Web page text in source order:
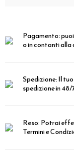
Pagamento:
o in contanti alla
Spedizione:Il
spedizione in
Reso:Potrai
Termini e